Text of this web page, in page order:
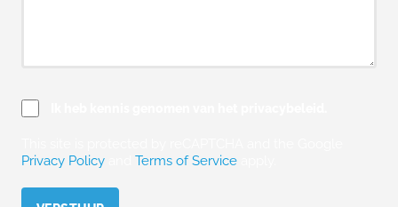
Privacy Policy
Terms of Service